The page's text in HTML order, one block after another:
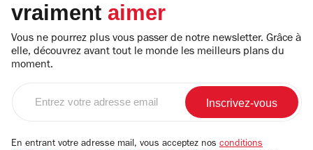
vraiment aimer
Vous ne pourrez plus vous passer de notre newsletter. Grâce à
elle, découvrez avant tout le monde les meilleurs plans du
moment.
email
En entrant votre adresse mail, vous acceptez nos conditions